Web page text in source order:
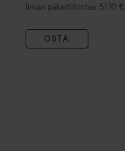
Ilman pakettihintaa: 51,10 €
OSTA